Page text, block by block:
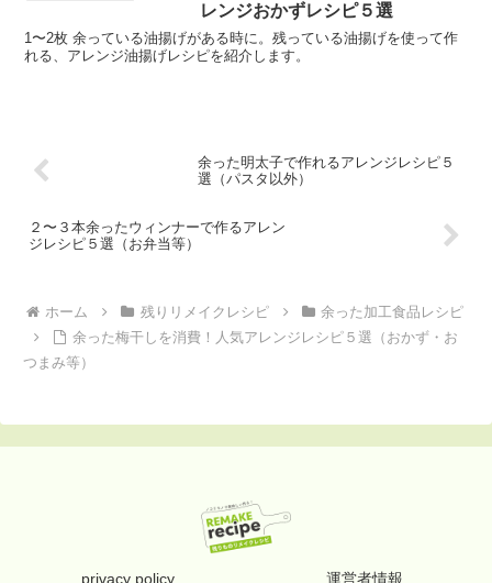
レンジおかずレシピ５選
1〜2枚 余っている油揚げがある時に。残っている油揚げを使って作
れる、アレンジ油揚げレシピを紹介します。
余った明太子で作れるアレンジレシピ５
選（パスタ以外）
２〜３本余ったウィンナーで作るアレン
ジレシピ５選（お弁当等）
ホーム 残りリメイクレシピ
余った加工食品レシピ
余った梅干しを消費！人気アレンジレシピ５選（おかず・お
つまみ等）
privacy policy 運営者情報